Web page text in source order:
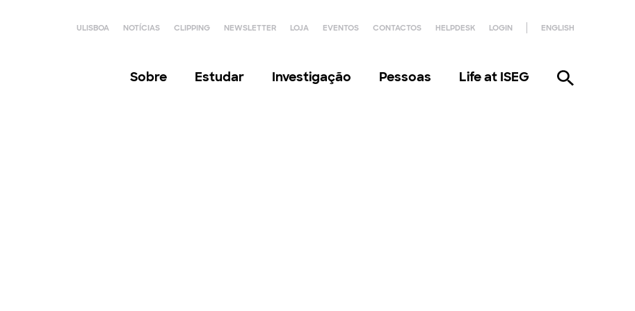
ULISBOA NOTÍCIAS CLIPPING NEWSLETTER LOJA EVENTOS CONTACTOS HELPDESK LOGIN ENGLISH
Sobre Estudar Investigação Pessoas Life at ISEG